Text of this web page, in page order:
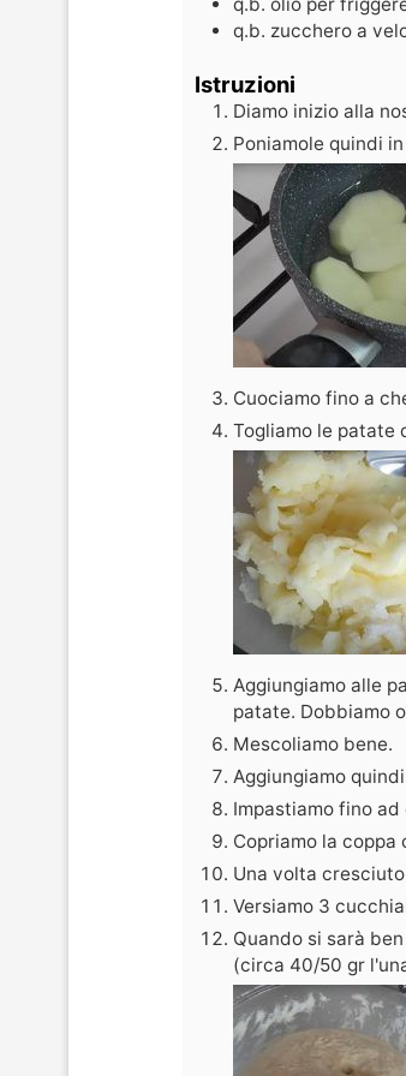
q.b. zucchero a
Istruzioni
Diamo inizio alla
Poniamole quindi
Cuociamo fino a
Togliamo le patate
Aggiungiamo alle
patate. Dobbiamo
Mescoliamo bene.
Aggiungiamo
Impastiamo fino
Copriamo la
Una volta
Versiamo 3
Quando si sarà
(circa 40/50 gr